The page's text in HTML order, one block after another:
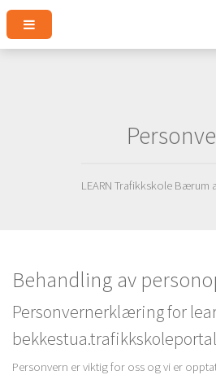
LEARN Trafikkskole Bærum
Behandling av
Personvernerklæring for
Personvern er viktig for oss og vi er